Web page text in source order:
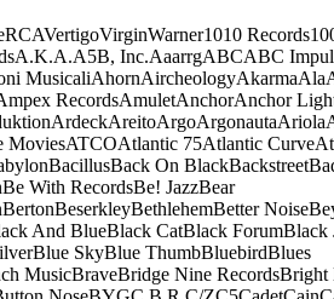
RCAVertigoVirginWarner1010 Records
A.K.A.A5B, Inc.AaarrgABCABC
MusicaliAhornAircheologyAkarmaAla
RecordsAmuletAnchorAnchor
ArdeckAreitoArgoArgonautaAriola
MoviesATCOAtlantic 75Atlantic Curve
BacillusBack On BlackBackstreet
Be With RecordsBe! JazzBear
BertonBeserkleyBethlehemBetter Noise
And BlueBlack CatBlack ForumBlack
Blue SkyBlue ThumbBluebirdBlues
MusicBraveBridge Nine RecordsBright